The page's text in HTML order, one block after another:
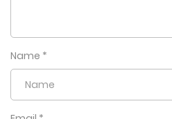
Name *